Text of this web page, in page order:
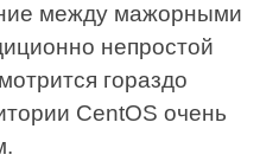
между мажорными
непростой
гораздо
CentOS очень